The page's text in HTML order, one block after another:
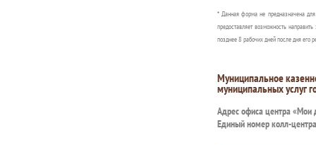
* Данная форма не предназначена
предоставляет возможность
позднее 8 рабочих дней после дня его
Муниципальное
муниципальных услуг
Адрес офиса центра «Мои
Единый номер колл-